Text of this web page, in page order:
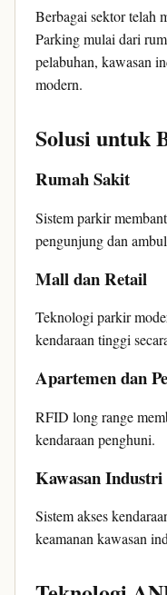
Berbagai sektor telah
Parking mulai dari
pelabuhan, kawasan
modern.
Solusi untuk
Rumah Sakit
Sistem parkir
pengunjung dan
Mall dan Retail
Teknologi parkir
kendaraan tinggi
Apartemen dan
RFID long range
kendaraan penghuni.
Kawasan Industri
Sistem akses
keamanan kawasan